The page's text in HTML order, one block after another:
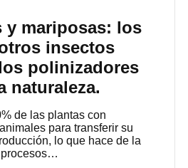
y mariposas: los
insectos
polinizadores
naturaleza.
de las plantas con
para transferir su
lo que hace de la
procesos…